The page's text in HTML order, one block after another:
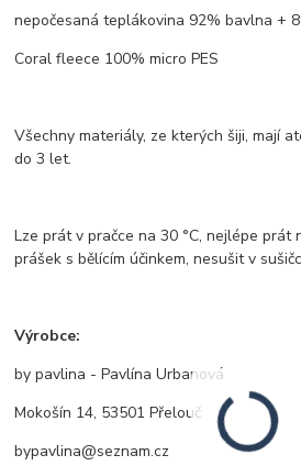
nepočesaná teplákovina 92% bavlna +
Coral fleece 100% micro PES
Všechny materiály, ze kterých šiji, mají
do 3 let.
Lze prát v pračce na 30 °C, nejlépe prát
prášek s bělícím účinkem, nesušit v
Výrobce:
by pavlina - Pavlína Urbanová
Mokošín 14, 53501 Přelouč
bypavlina@seznam.cz